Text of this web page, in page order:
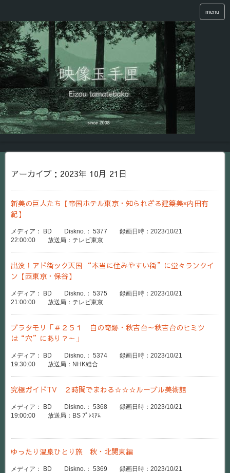
menu
アーカイブ：2023年 10月 21日
新美の巨人たち【帝国ホテル東京・知られざる建築美×内田有
紀】
メディア： BD Diskno.： 5377 録画日時：2023/10/21
22:00:00 放送局：テレビ東京
出没！アド街ック天国 “本当に住みやすい街”に堂々ランクイ
ン【西東京・保谷】
メディア： BD Diskno.： 5375 録画日時：2023/10/21
21:00:00 放送局：テレビ東京
ブラタモリ「＃２５１ 白の奇跡・秋吉台～秋吉台のヒミツ
は“穴”にあり？～」
メディア： BD Diskno.： 5374 録画日時：2023/10/21
19:30:00 放送局：NHK総合
究極ガイドTV ２時間でまわる☆☆☆ルーブル美術館
メディア： BD Diskno.： 5368 録画日時：2023/10/21
19:00:00 放送局：BS ﾌﾟﾚﾐｱﾑ
ゆったり温泉ひとり旅 秋・北関東編
メディア： BD Diskno.： 5369 録画日時：2023/10/21